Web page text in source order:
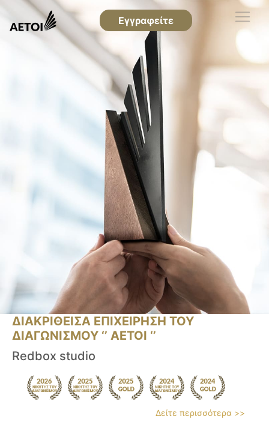
Εγγραφείτε
ΔΙΑΚΡΙΘΕΙΣΑ ΕΠΙΧΕΙΡΗΣΗ ΤΟΥ
ΔΙΑΓΩΝΙΣΜΟΥ ‘’ ΑΕΤΟΙ ‘’
Redbox studio
Δείτε περισσότερα >>